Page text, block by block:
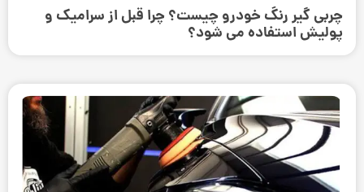
چربی گیر رنگ خودرو چیست؟ چرا قبل از سرامیک و
پولیش استفاده می ‌شود؟